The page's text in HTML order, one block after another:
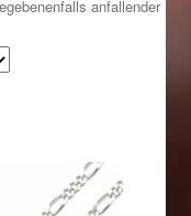
anfallender